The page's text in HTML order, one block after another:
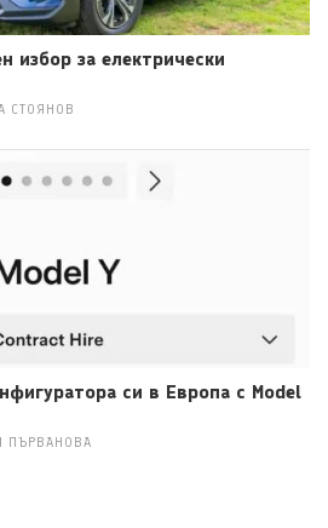
избор за електрически
СТОЯНОВ
си в Европа с Model
ПЪРВАНОВА